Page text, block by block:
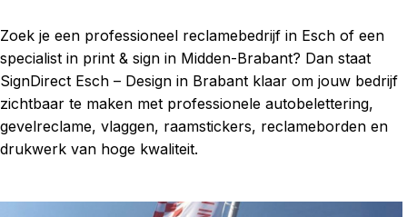
Zoek je een professioneel reclamebedrijf in Esch of een
specialist in print & sign in Midden-Brabant? Dan staat
SignDirect Esch – Design in Brabant klaar om jouw bedrijf
zichtbaar te maken met professionele autobelettering,
gevelreclame, vlaggen, raamstickers, reclameborden en
drukwerk van hoge kwaliteit.